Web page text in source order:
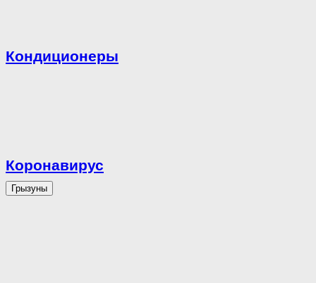
Кондиционеры
Коронавирус
Грызуны